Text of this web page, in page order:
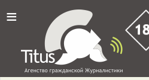
≡